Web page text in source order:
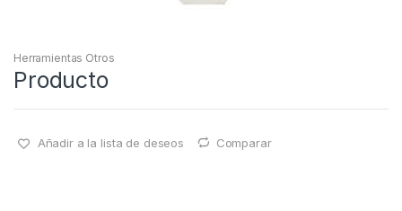
Herramientas Otros
Producto
Añadir a la lista de deseos Comparar